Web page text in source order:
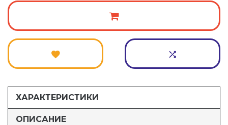
ХАРАКТЕРИСТИКИ
ОПИСАНИЕ